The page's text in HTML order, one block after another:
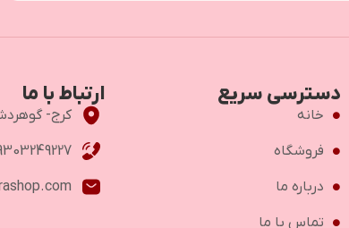
دسترسی سریع
خانه
فروشگاه
درباره ما
تماس با ما
ارتباط با ما
کرج- گوهردشت